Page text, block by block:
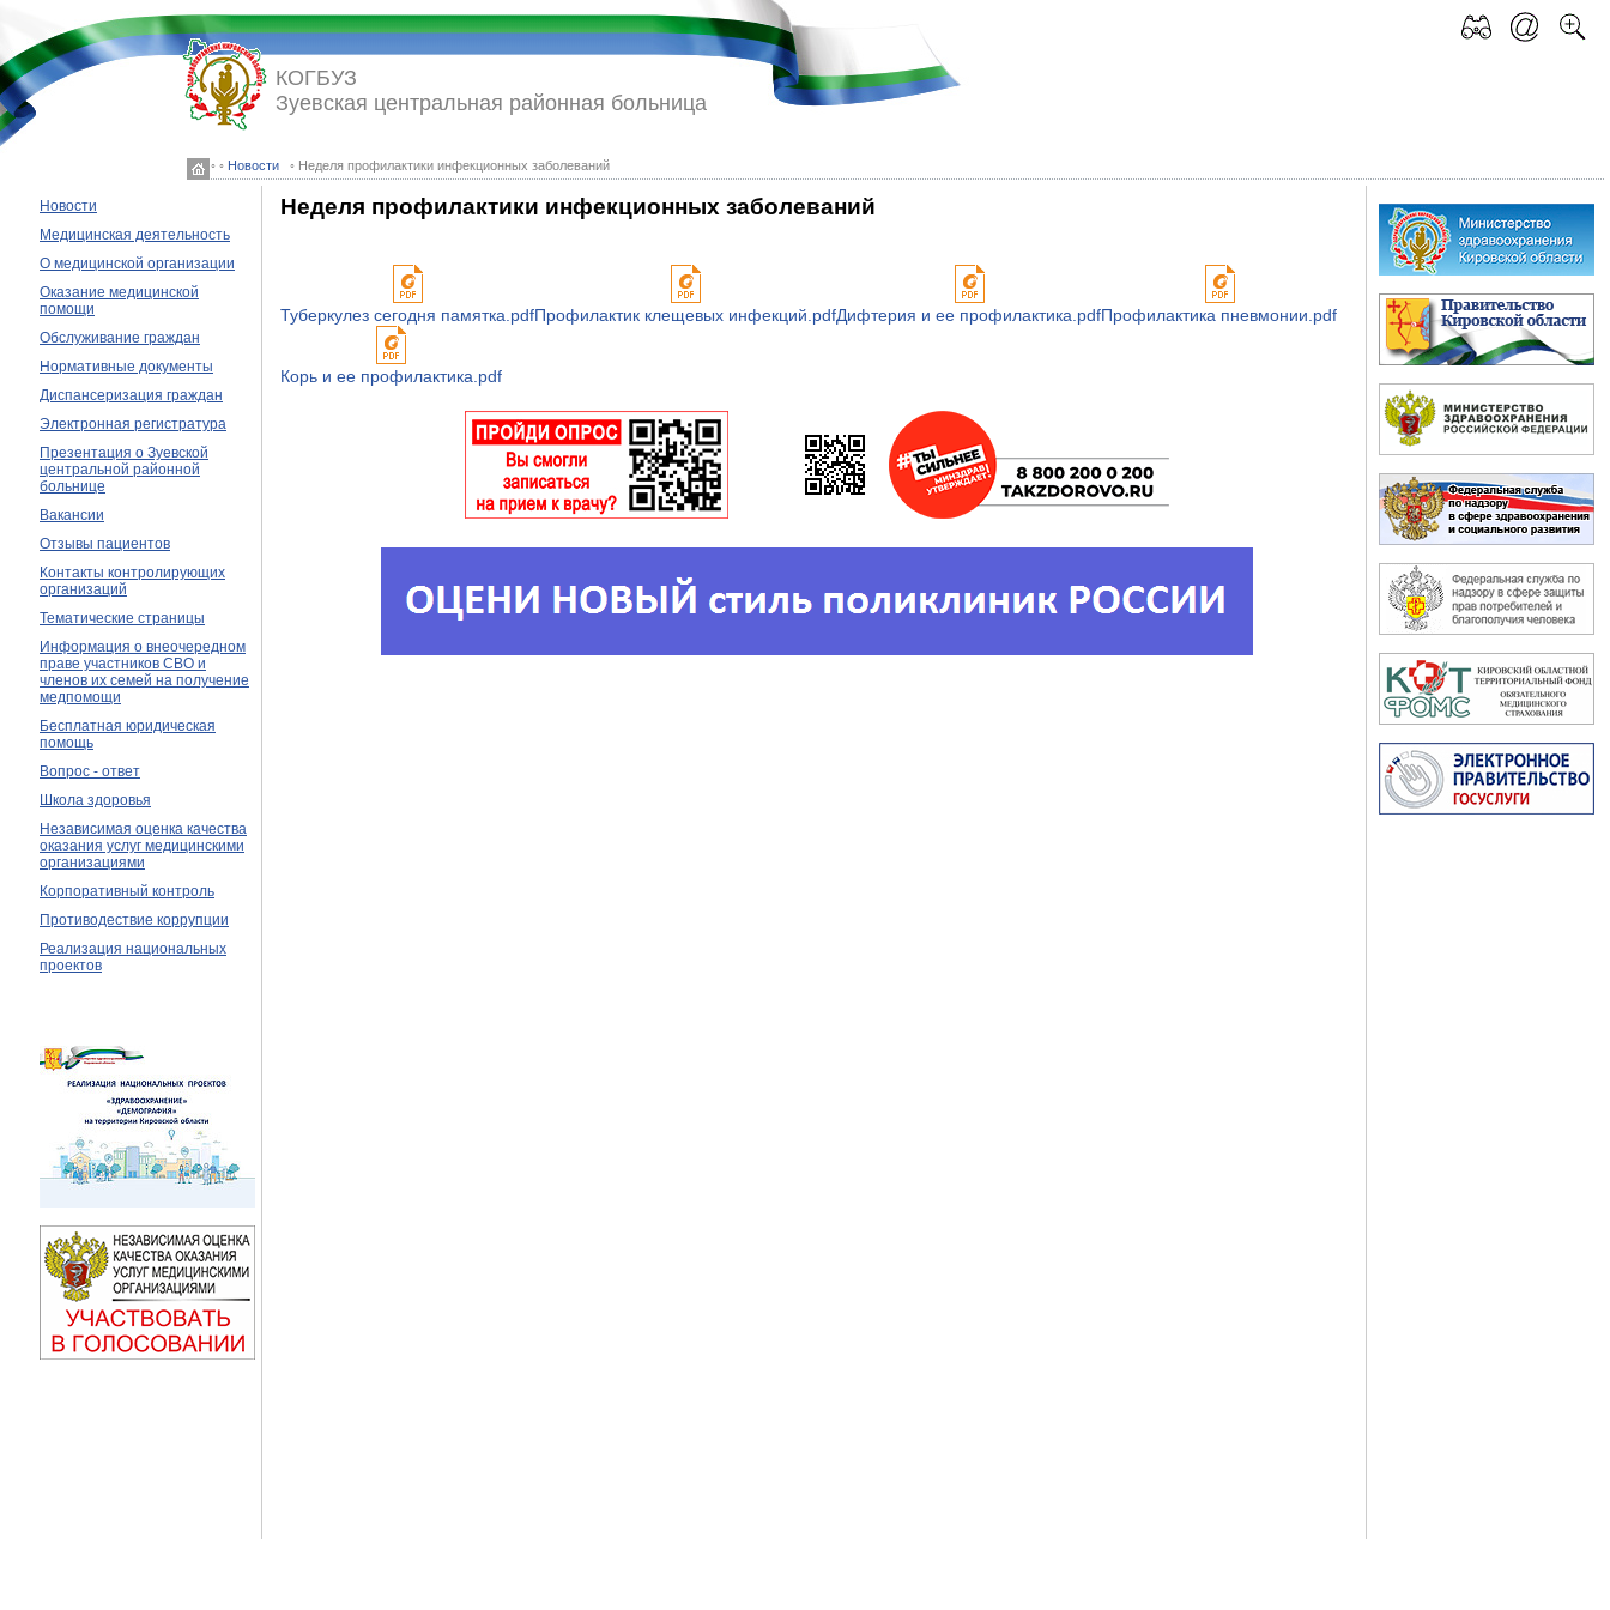
◦ ◦ Новости ◦ Неделя профилактики инфекционных заболеваний
КОГБУЗ
Зуевская центральная районная больница
Новости
Медицинская деятельность
О медицинской организации
Оказание медицинской
помощи
Обслуживание граждан
Нормативные документы
Диспансеризация граждан
Электронная регистратура
Презентация о Зуевской
центральной районной
больнице
Вакансии
Отзывы пациентов
Контакты контролирующих
организаций
Тематические страницы
Информация о внеочередном
праве участников СВО и
членов их семей на получение
медпомощи
Бесплатная юридическая
помощь
Вопрос - ответ
Школа здоровья
Независимая оценка качества
оказания услуг медицинскими
организациями
Корпоративный контроль
Противодествие коррупции
Реализация национальных
проектов
Неделя профилактики инфекционных заболеваний
Туберкулез сегодня памятка.pdfПрофилактик клещевых инфекций.pdfДифтерия и ее профилактика.pdfПрофилактика пневмонии.pdf
Корь и ее профилактика.pdf